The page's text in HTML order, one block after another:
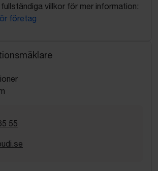
fullständiga villkor för mer information:
företag
55